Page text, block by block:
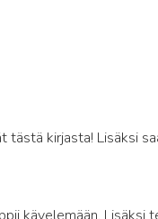
kirjasta! Lisäksi